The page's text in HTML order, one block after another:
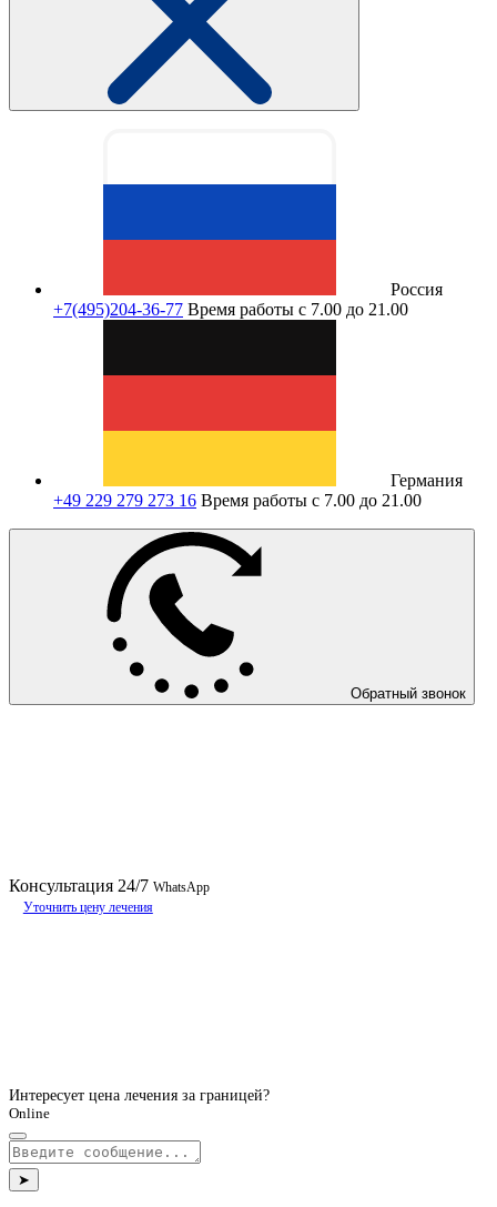
Россия
+7(495)204-36-77 Время работы с 7.00 до 21.00
Германия
+49 229 279 273 16 Время работы с 7.00 до 21.00
Обратный звонок
Консультация 24/7 WhatsApp
Уточнить цену лечения
Интересует цена лечения за границей?
Online
➤